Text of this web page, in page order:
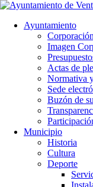
Ayuntamiento
Imagen
Actas de
Normativa
Sede
Buzón de
Municipio
Historia
Cultura
Deporte